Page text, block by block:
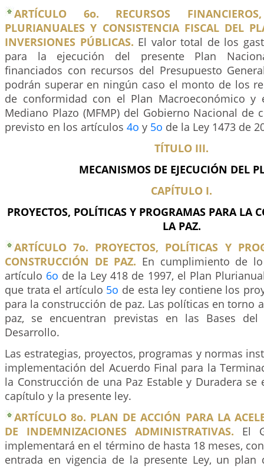
ARTÍCULO 6o. RECURSOS FINANCIEROS,
PLURIANUALES Y CONSISTENCIA FISCAL DEL
INVERSIONES PÚBLICAS. El valor total de los
para la ejecución del presente Plan
financiados con recursos del Presupuesto
podrán superar en ningún caso el monto de los
de conformidad con el Plan Macroeconómico y
Mediano Plazo (MFMP) del Gobierno Nacional de
previsto en los artículos 4o y 5o de la Ley 1473 de
TÍTULO III.
MECANISMOS DE EJECUCIÓN DEL
CAPÍTULO I.
PROYECTOS, POLÍTICAS Y PROGRAMAS PARA LA
LA PAZ.
ARTÍCULO 7o. PROYECTOS, POLÍTICAS Y
CONSTRUCCIÓN DE PAZ. En cumplimiento de
artículo 6o de la Ley 418 de 1997, el Plan
que trata el artículo 5o de esta ley contiene los
para la construcción de paz. Las políticas en torno
paz, se encuentran previstas en las Bases
Desarrollo.
Las estrategias, proyectos, programas y normas
implementación del Acuerdo Final para la
la Construcción de una Paz Estable y Duradera se
capítulo y la presente ley.
ARTÍCULO 8o. PLAN DE ACCIÓN PARA LA
DE INDEMNIZACIONES ADMINISTRATIVAS. El
implementará en el término de hasta 18 meses,
entrada en vigencia de la presente Ley, un plan